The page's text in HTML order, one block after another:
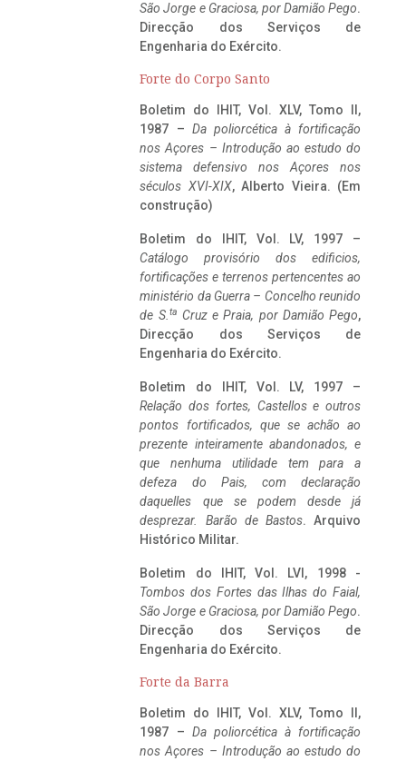
São Jorge e Graciosa, por Damião Pego.
Direcção dos Serviços de
Engenharia do Exército.
Forte do Corpo Santo
Boletim do IHIT, Vol. XLV, Tomo II,
1987 – Da poliorcética à fortificação
nos Açores – Introdução ao estudo do
sistema defensivo nos Açores nos
séculos XVI-XIX, Alberto Vieira. (Em
construção)
Boletim do IHIT, Vol. LV, 1997 –
Catálogo provisório dos edificios,
fortificações e terrenos pertencentes ao
ministério da Guerra – Concelho reunido
de S. ta Cruz e Praia, por Damião Pego,
Direcção dos Serviços de
Engenharia do Exército.
Boletim do IHIT, Vol. LV, 1997 –
Relação dos fortes, Castellos e outros
pontos fortificados, que se achão ao
prezente inteiramente abandonados, e
que nenhuma utilidade tem para a
defeza do Pais, com declaração
daquelles que se podem desde já
desprezar. Barão de Bastos. Arquivo
Histórico Militar.
Boletim do IHIT, Vol. LVI, 1998 -
Tombos dos Fortes das Ilhas do Faial,
São Jorge e Graciosa, por Damião Pego.
Direcção dos Serviços de
Engenharia do Exército.
Forte da Barra
Boletim do IHIT, Vol. XLV, Tomo II,
1987 – Da poliorcética à fortificação
nos Açores – Introdução ao estudo do